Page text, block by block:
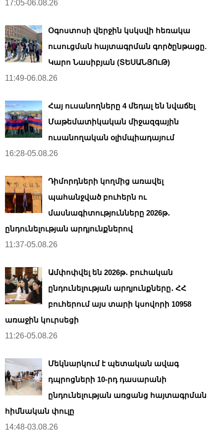
17:05-06.08.26
Օգոստոսի վերջին կսկսվի հեռակա
ուսուցման հայտագրման գործընթացը.
Կարո Նասիբյան (ՏԵՍԱՆՅՈւԹ)
11:49-06.08.26
Հայ ուսանողները 4 մեդալ են նվաճել
Մաթեմատիկական միջազգային
ուսանողական օլիմպիադայում
16:28-05.08.26
Դիմորդների կողմից առավել
պահանջված բուհերն ու
մասնագիտությունները 2026թ․
ընդունելության արդյունքներով
11:37-05.08.26
Ամփոփվել են 2026թ․ բուհական
ընդունելության արդյունքները․ ՀՀ
բուհերում այս տարի կսովորի 10958
առաջին կուրսեցի
11:26-05.08.26
Մեկնարկում է պետական ավագ
դպրոցների 10-րդ դասարանի
ընդունելության առցանց հայտագրման
հիմնական փուլը
14:48-03.08.26